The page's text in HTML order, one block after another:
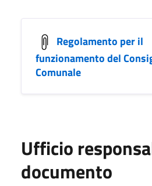
Regolamento per il
funzionamento del
Comunale
Ufficio
documento